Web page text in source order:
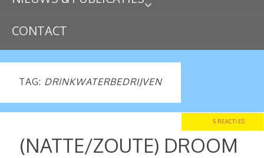
CONTACT
TAG: DRINKWATERBEDRIJVEN
5 REACTIES
(NATTE/ZOUTE) DROOM